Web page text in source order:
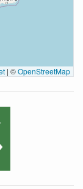
| ©OpenStreetMap